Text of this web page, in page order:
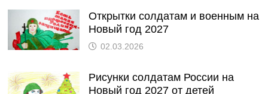
Открытки солдатам и военным на
Новый год 2027
02.03.2026
Рисунки солдатам России на
Новый год 2027 от детей